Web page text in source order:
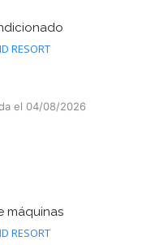
RESORT
el 04/08/2026
máquinas
RESORT